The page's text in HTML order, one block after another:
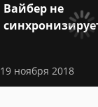
Вайбер не
19 ноября 2018